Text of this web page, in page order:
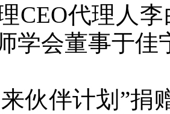
CEO代理人
学会董事于佳
伙伴计划”捐